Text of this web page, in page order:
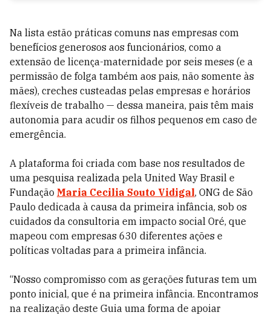
Na lista estão práticas comuns nas empresas com
benefícios generosos aos funcionários, como a
extensão de licença-maternidade por seis meses (e a
permissão de folga também aos pais, não somente às
mães), creches custeadas pelas empresas e horários
flexíveis de trabalho — dessa maneira, pais têm mais
autonomia para acudir os filhos pequenos em caso de
emergência.
A plataforma foi criada com base nos resultados de
uma pesquisa realizada pela United Way Brasil e
Fundação Maria Cecilia Souto Vidigal, ONG de São
Paulo dedicada à causa da primeira infância, sob os
cuidados da consultoria em impacto social Oré, que
mapeou com empresas 630 diferentes ações e
políticas voltadas para a primeira infância.
“Nosso compromisso com as gerações futuras tem um
ponto inicial, que é na primeira infância. Encontramos
na realização deste Guia uma forma de apoiar